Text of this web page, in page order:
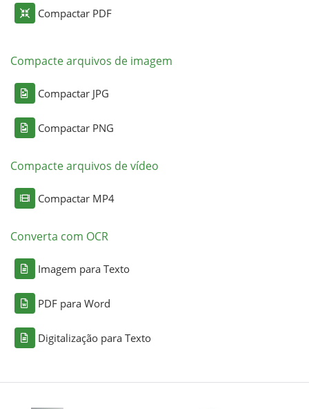
Compactar PDF
Compacte arquivos de imagem
Compactar JPG
Compactar PNG
Compacte arquivos de vídeo
Compactar MP4
Converta com OCR
Imagem para Texto
PDF para Word
Digitalização para Texto